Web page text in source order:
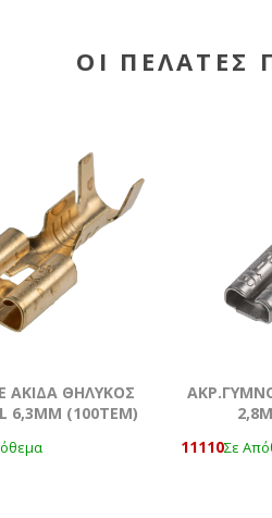
ΟΙ ΠΕΛΆΤΕΣ
ΑΚΙΔΑ ΘΗΛΥΚΟΣ
6,3ΜΜ (100ΤΕΜ)
11110Σε